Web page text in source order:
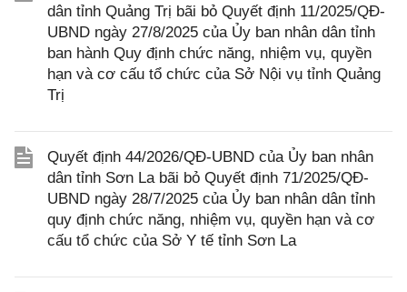
dân tỉnh Quảng Trị bãi bỏ Quyết định 11/2025/QĐ-
UBND ngày 27/8/2025 của Ủy ban nhân dân tỉnh
ban hành Quy định chức năng, nhiệm vụ, quyền
hạn và cơ cấu tổ chức của Sở Nội vụ tỉnh Quảng
Trị
Quyết định 44/2026/QĐ-UBND của Ủy ban nhân
dân tỉnh Sơn La bãi bỏ Quyết định 71/2025/QĐ-
UBND ngày 28/7/2025 của Ủy ban nhân dân tỉnh
quy định chức năng, nhiệm vụ, quyền hạn và cơ
cấu tổ chức của Sở Y tế tỉnh Sơn La